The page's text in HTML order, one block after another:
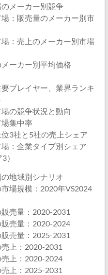
メーカー別競争
：販売量のメーカー別市
：売上のメーカー別市場
ーカー別平均価格
プレイヤー、業界ランキ
の競争状況と動向
集中率
3社と5社の売上シェア
：企業タイプ別シェア
）
地域別シナリオ
場規模：2020年VS2024
売量：2020-2031
売量：2020-2024
売量：2025-2031
上：2020-2031
上：2020-2024
上：2025-2031